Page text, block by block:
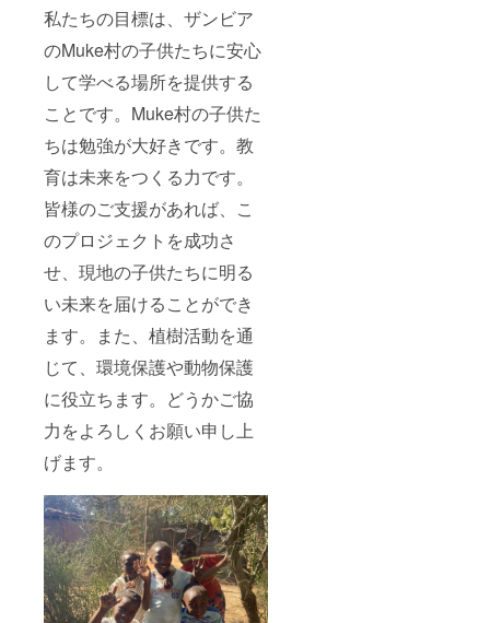
私たちの目標は、ザンビア
のMuke村の子供たちに安心
して学べる場所を提供する
ことです。Muke村の子供た
ちは勉強が大好きです。教
育は未来をつくる力です。
皆様のご支援があれば、こ
のプロジェクトを成功さ
せ、現地の子供たちに明る
い未来を届けることができ
ます。また、植樹活動を通
じて、環境保護や動物保護
に役立ちます。どうかご協
力をよろしくお願い申し上
げます。